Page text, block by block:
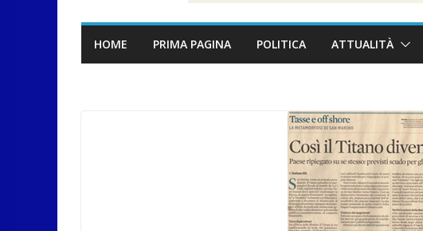
HOME PRIMA PAGINA POLITICA ATTUALITÀ